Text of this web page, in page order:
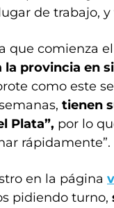
de trabajo, y
que comienza
la provincia en
como este
tienen
Plata”, por lo
rápidamente”.
en la página
pidiendo turno,